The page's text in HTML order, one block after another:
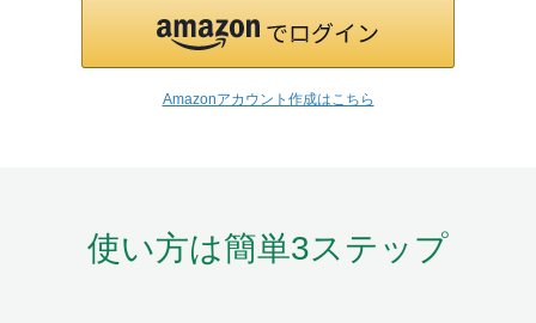
Amazonアカウント作成はこちら
使い方は簡単3ステップ